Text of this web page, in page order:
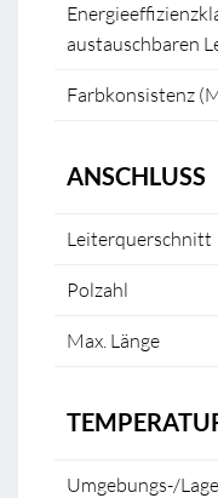
austauschbaren
Farbkonsistenz
ANSCHLUSS
Leiterquerschnitt
Polzahl
Max. Länge
Umgebungs-/